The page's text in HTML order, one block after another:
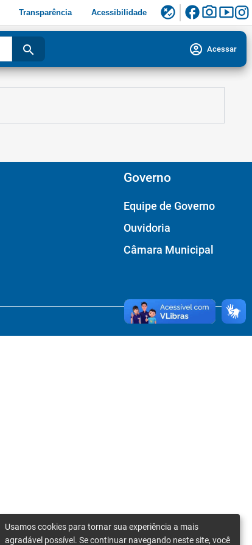
Transparência Acessibilidade flaky facebookphoto_camerasmart_display
search account_circle Acessar
Governo
Equipe de Governo
Ouvidoria
Câmara Municipal
Usamos cookies para tornar sua experiência a mais
agradável possível. Se continuar navegando neste site, você